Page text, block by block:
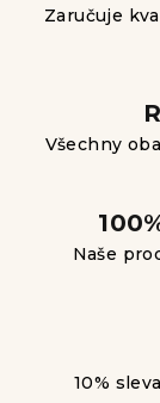
Zaručuje
Všechny
Naše
10%